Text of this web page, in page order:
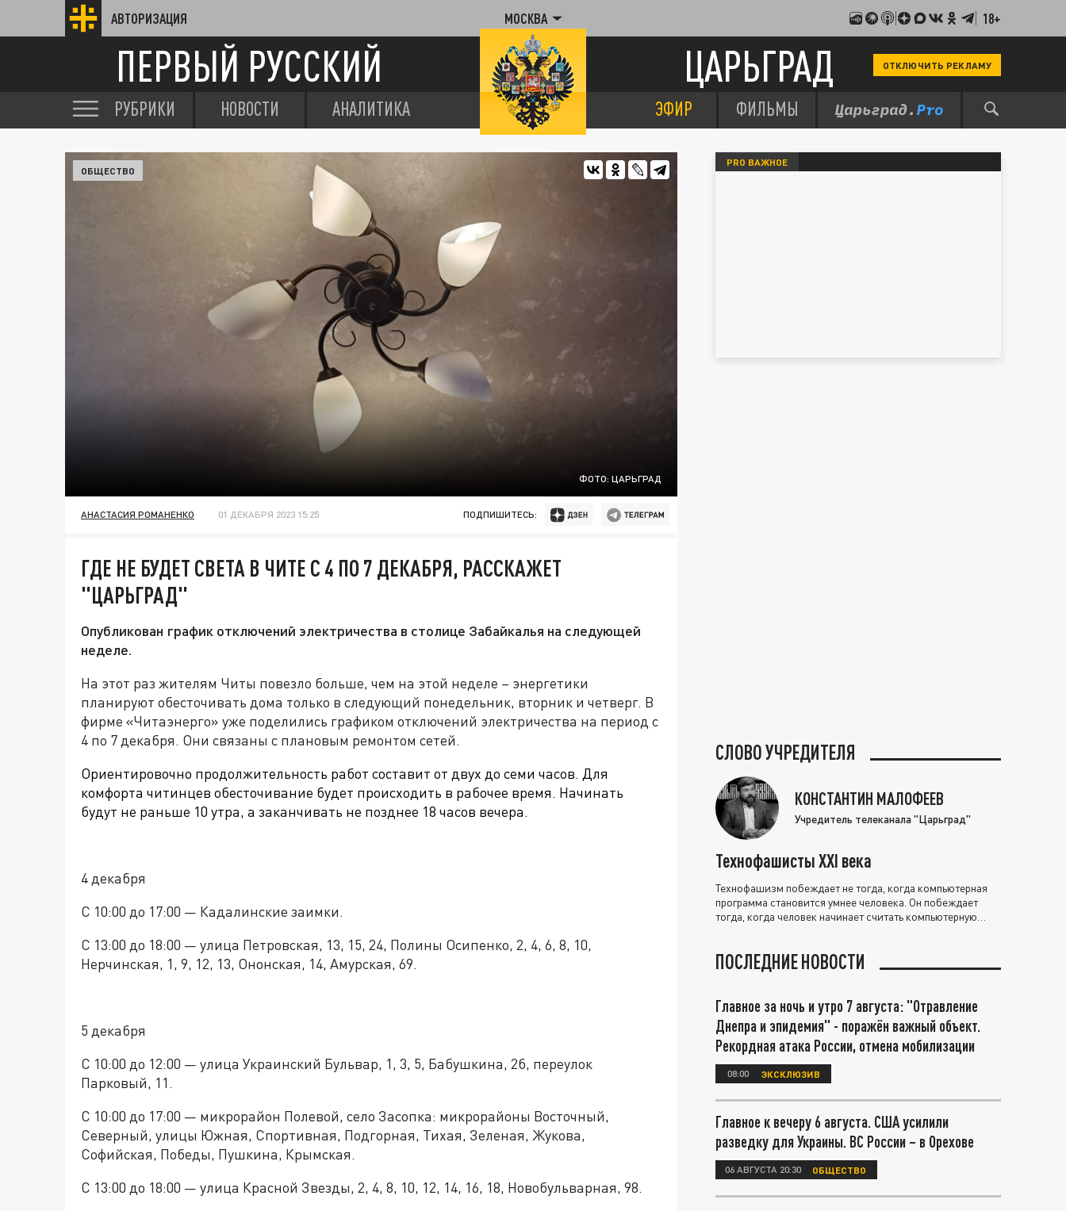
АВТОРИЗАЦИЯ МОСКВА 18+
ПЕРВЫЙ РУССКИЙ ЦАРЬГРАД ОТКЛЮЧИТЬ РЕКЛАМУ
РУБРИКИ НОВОСТИ АНАЛИТИКА ЭФИР ФИЛЬМЫ
ФОТО: ЦАРЬГРАД
ОБЩЕСТВО
АНАСТАСИЯ РОМАНЕНКО 01 ДЕКАБРЯ 2023 15:25 ПОДПИШИТЕСЬ:
ГДЕ НЕ БУДЕТ СВЕТА В ЧИТЕ С 4 ПО 7 ДЕКАБРЯ, РАССКАЖЕТ
"ЦАРЬГРАД"
Опубликован график отключений электричества в столице Забайкалья на следующей
неделе.
На этот раз жителям Читы повезло больше, чем на этой неделе – энергетики
планируют обесточивать дома только в следующий понедельник, вторник и четверг. В
фирме «Читаэнерго» уже поделились графиком отключений электричества на период с
4 по 7 декабря. Они связаны с плановым ремонтом сетей.
Ориентировочно продолжительность работ составит от двух до семи часов. Для
комфорта читинцев обесточивание будет происходить в рабочее время. Начинать
будут не раньше 10 утра, а заканчивать не позднее 18 часов вечера.
4 декабря
С 10:00 до 17:00 — Кадалинские заимки.
С 13:00 до 18:00 — улица Петровская, 13, 15, 24, Полины Осипенко, 2, 4, 6, 8, 10,
Нерчинская, 1, 9, 12, 13, Ононская, 14, Амурская, 69.
5 декабря
С 10:00 до 12:00 — улица Украинский Бульвар, 1, 3, 5, Бабушкина, 2б, переулок
Парковый, 11.
С 10:00 до 17:00 — микрорайон Полевой, село Засопка: микрорайоны Восточный,
Северный, улицы Южная, Спортивная, Подгорная, Тихая, Зеленая, Жукова,
Софийская, Победы, Пушкина, Крымская.
С 13:00 до 18:00 — улица Красной Звезды, 2, 4, 8, 10, 12, 14, 16, 18, Новобульварная, 98.
PRO ВАЖНОЕ
СЛОВО УЧРЕДИТЕЛЯ
КОНСТАНТИН МАЛОФЕЕВ
Учредитель телеканала "Царьград"
Технофашисты XXI века
Технофашизм побеждает не тогда, когда компьютерная
программа становится умнее человека. Он побеждает
тогда, когда человек начинает считать компьютерную
ПОСЛЕДНИЕ НОВОСТИ
Главное за ночь и утро 7 августа: "Отравление
Днепра и эпидемия" - поражён важный объект.
Рекордная атака России, отмена мобилизации
08:00 ЭКСКЛЮЗИВ
Главное к вечеру 6 августа. США усилили
разведку для Украины. ВС России – в Орехове
06 АВГУСТА 20:30 ОБЩЕСТВО